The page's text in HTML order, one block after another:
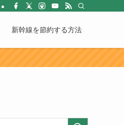
新幹線を節約する方法